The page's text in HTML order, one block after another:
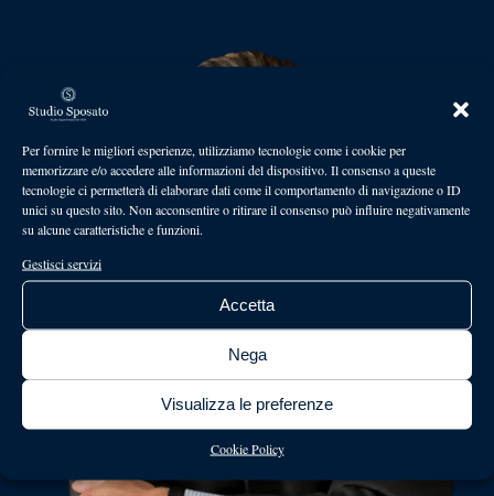
Per fornire le migliori esperienze, utilizziamo tecnologie come i cookie per
memorizzare e/o accedere alle informazioni del dispositivo. Il consenso a queste
tecnologie ci permetterà di elaborare dati come il comportamento di navigazione o ID
unici su questo sito. Non acconsentire o ritirare il consenso può influire negativamente
su alcune caratteristiche e funzioni.
Gestisci servizi
Accetta
Nega
Visualizza le preferenze
Cookie Policy